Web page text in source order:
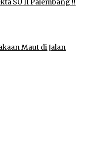
SU II Palembang !!
Maut di Jalan